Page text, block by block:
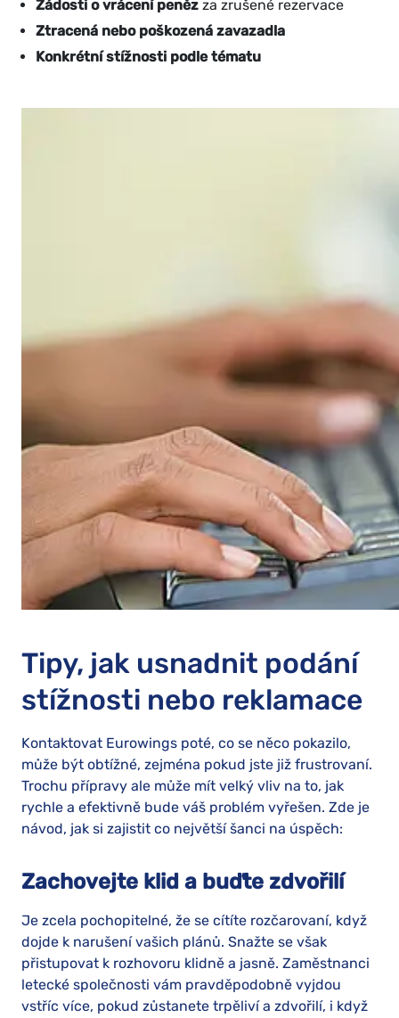
Žádosti o vrácení peněz za zrušené rezervace
Ztracená nebo poškozená zavazadla
Konkrétní stížnosti podle tématu
Tipy, jak usnadnit podání
stížnosti nebo reklamace
Kontaktovat Eurowings poté, co se něco pokazilo,
může být obtížné, zejména pokud jste již frustrovaní.
Trochu přípravy ale může mít velký vliv na to, jak
rychle a efektivně bude váš problém vyřešen. Zde je
návod, jak si zajistit co největší šanci na úspěch:
Zachovejte klid a buďte zdvořilí
Je zcela pochopitelné, že se cítíte rozčarovaní, když
dojde k narušení vašich plánů. Snažte se však
přistupovat k rozhovoru klidně a jasně. Zaměstnanci
letecké společnosti vám pravděpodobně vyjdou
vstříc více, pokud zůstanete trpěliví a zdvořilí, i když